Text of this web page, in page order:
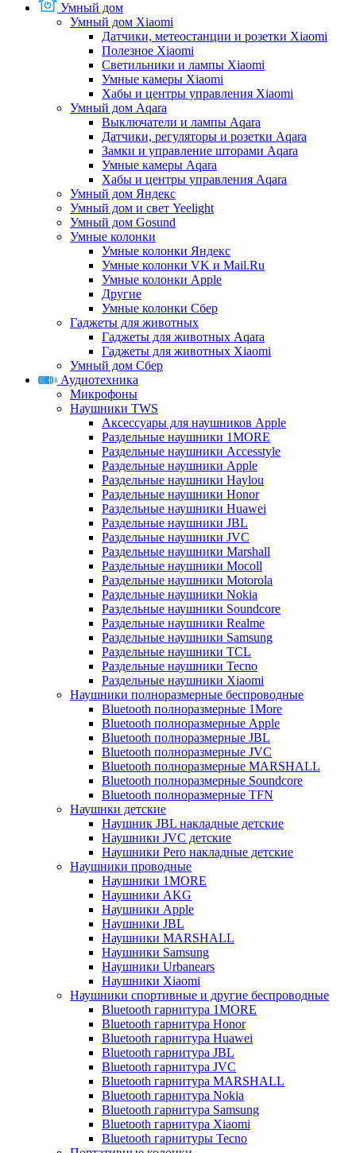
Умный дом
Умный дом Xiaomi
Датчики, метеостанции и розетки Xiaomi
Полезное Xiaomi
Светильники и лампы Xiaomi
Умные камеры Xiaomi
Хабы и центры управления Xiaomi
Умный дом Aqara
Выключатели и лампы Aqara
Датчики, регуляторы и розетки Aqara
Замки и управление шторами Aqara
Умные камеры Aqara
Хабы и центры управления Aqara
Умный дом Яндекс
Умный дом и свет Yeelight
Умный дом Gosund
Умные колонки
Умные колонки Яндекс
Умные колонки VK и Mail.Ru
Умные колонки Apple
Другие
Умные колонки Сбер
Гаджеты для животных
Гаджеты для животных Aqara
Гаджеты для животных Xiaomi
Умный дом Сбер
Аудиотехника
Микрофоны
Наушники TWS
Аксессуары для наушников Apple
Раздельные наушники 1MORE
Раздельные наушники Accesstyle
Раздельные наушники Apple
Раздельные наушники Haylou
Раздельные наушники Honor
Раздельные наушники Huawei
Раздельные наушники JBL
Раздельные наушники JVC
Раздельные наушники Marshall
Раздельные наушники Mocoll
Раздельные наушники Motorola
Раздельные наушники Nokia
Раздельные наушники Soundcore
Раздельные наушники Realme
Раздельные наушники Samsung
Раздельные наушники TCL
Раздельные наушники Tecno
Раздельные наушники Xiaomi
Наушники полноразмерные беспроводные
Bluetooth полноразмерные 1More
Bluetooth полноразмерные Apple
Bluetooth полноразмерные JBL
Bluetooth полноразмерные JVC
Bluetooth полноразмерные MARSHALL
Bluetooth полноразмерные Soundcore
Bluetooth полноразмерные TFN
Наушнки детские
Наушник JBL накладные детские
Наушники JVC детские
Наушники Pero накладные детские
Наушники проводные
Наушники 1MORE
Наушники AKG
Наушники Apple
Наушники JBL
Наушники MARSHALL
Наушники Samsung
Наушники Urbanears
Наушники Xiaomi
Наушники спортивные и другие беспроводные
Bluetooth гарнитура 1MORE
Bluetooth гарнитура Honor
Bluetooth гарнитура Huawei
Bluetooth гарнитура JBL
Bluetooth гарнитура JVC
Bluetooth гарнитура MARSHALL
Bluetooth гарнитура Nokia
Bluetooth гарнитура Samsung
Bluetooth гарнитура Xiaomi
Bluetooth гарнитуры Tecno